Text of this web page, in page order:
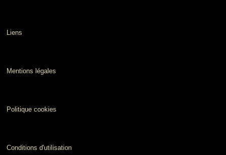
Liens
Mentions légales
Politique cookies
Conditions d'utilisation